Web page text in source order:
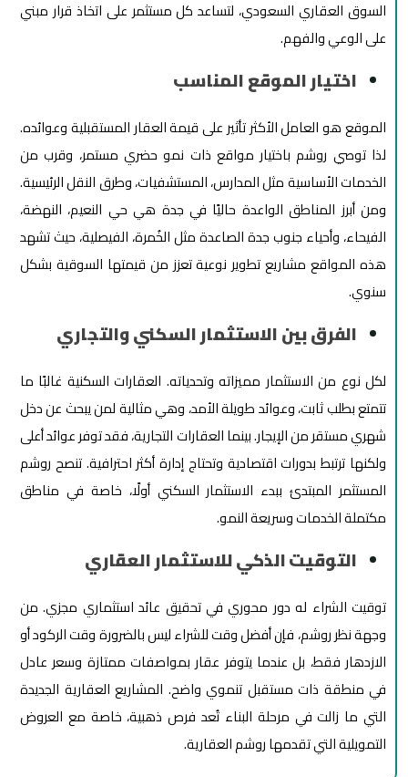
السوق العقاري السعودي، لتساعد كل مستثمر على اتخاذ قرار مبني
على الوعي والفهم.
اختيار الموقع المناسب
الموقع هو العامل الأكثر تأثير على قيمة العقار المستقبلية وعوائده.
لذا توصي روشم باختيار مواقع ذات نمو حضري مستمر، وقرب من
الخدمات الأساسية مثل المدارس، المستشفيات، وطرق النقل الرئيسية.
ومن أبرز المناطق الواعدة حاليًا في جدة هي حي النعيم، النهضة،
الفيحاء، وأحياء جنوب جدة الصاعدة مثل الخُمرة، الفيصلية، حيث تشهد
هذه المواقع مشاريع تطوير نوعية تعزز من قيمتها السوقية بشكل
سنوي.
الفرق بين الاستثمار السكني والتجاري
لكل نوع من الاستثمار مميزاته وتحدياته. العقارات السكنية غالبًا ما
تتمتع بطلب ثابت، وعوائد طويلة الأمد، وهي مثالية لمن يبحث عن دخل
شهري مستقر من الإيجار. بينما العقارات التجارية، فقد توفر عوائد أعلى
ولكنها ترتبط بدورات اقتصادية وتحتاج إدارة أكثر احترافية. تنصح روشم
المستثمر المبتدئ ببدء الاستثمار السكني أولًا، خاصة في مناطق
مكتملة الخدمات وسريعة النمو.
التوقيت الذكي للاستثمار العقاري
توقيت الشراء له دور محوري في تحقيق عائد استثماري مجزي. من
وجهة نظر روشم، فإن أفضل وقت للشراء ليس بالضرورة وقت الركود أو
الازدهار فقط، بل عندما يتوفر عقار بمواصفات ممتازة وسعر عادل
في منطقة ذات مستقبل تنموي واضح. المشاريع العقارية الجديدة
التي ما زالت في مرحلة البناء تُعد فرص ذهبية، خاصة مع العروض
التمويلية التي تقدمها روشم العقارية.